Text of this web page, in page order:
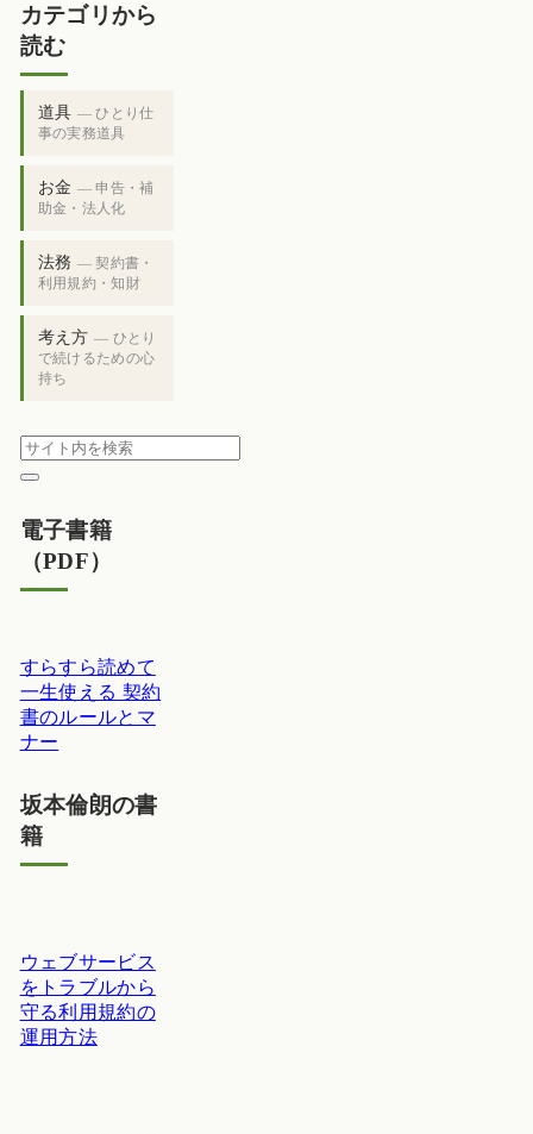
カテゴリから
読む
道具 — ひとり仕
事の実務道具
お金 — 申告・補
助金・法人化
法務 — 契約書・
利用規約・知財
考え方 — ひとり
で続けるための心
持ち
電子書籍
（PDF）
すらすら読めて
一生使える 契約
書のルールとマ
ナー
坂本倫朗の書
籍
ウェブサービス
をトラブルから
守る利用規約の
運用方法